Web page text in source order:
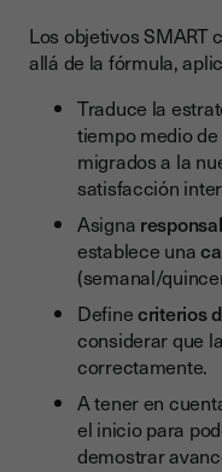
Los objetivos SMART
allá de la fórmula,
Traduce la
tiempo medio
migrados a la
satisfacción
Asigna
establece una
(semanal/
Definecriterios
considerar que
correctamente.
A tener en
el inicio para
demostrar